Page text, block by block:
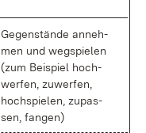
Ge­gen­stän­de an­neh­
men und weg­spie­len
(zum Bei­spiel hoch­
wer­fen, zu­wer­fen,
hoch­spie­len, zu­pas­
sen, fan­gen)